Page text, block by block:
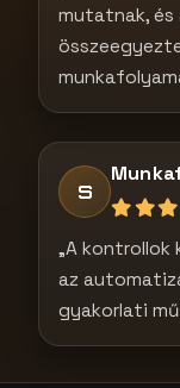
mutatnak,
S
„A kontrollok
az
gyakorlati